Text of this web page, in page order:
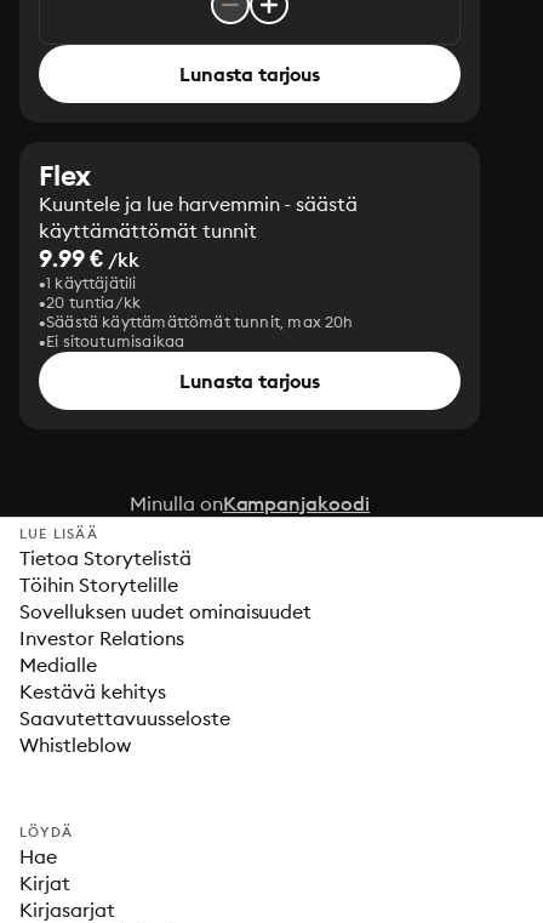
Lunasta tarjous
Flex
Kuuntele ja lue harvemmin - säästä
käyttämättömät tunnit
9.99 € /kk
1 käyttäjätili
20 tuntia/kk
Säästä käyttämättömät tunnit, max 20h
Ei sitoutumisaikaa
Lunasta tarjous
Minulla onKampanjakoodi
LUE LISÄÄ
Tietoa Storytelistä
Töihin Storytelille
Sovelluksen uudet ominaisuudet
Investor Relations
Medialle
Kestävä kehitys
Saavutettavuusseloste
Whistleblow
LÖYDÄ
Hae
Kirjat
Kirjasarjat